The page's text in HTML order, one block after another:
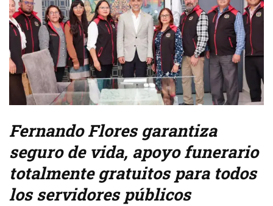
Fernando Flores garantiza
seguro de vida, apoyo funerario
totalmente gratuitos para todos
los servidores públicos